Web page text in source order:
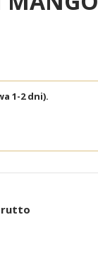
1-2 dni).